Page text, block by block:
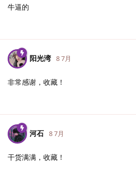
牛逼的
阳光湾 8 7月
非常感谢，收藏！
河石 8 7月
干货满满，收藏！